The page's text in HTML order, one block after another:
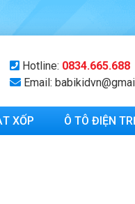
Hotline: 0834.665.688
Email:
XỐP Ô TÔ ĐIỆN